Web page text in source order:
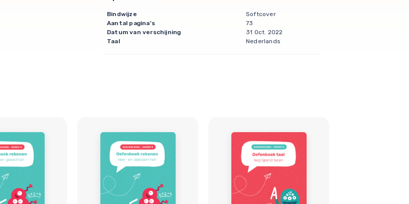
Bindwijze
Softcover
Aantal pagina's
73
Datum van verschijning
31 Oct. 2022
Taal
Nederlands